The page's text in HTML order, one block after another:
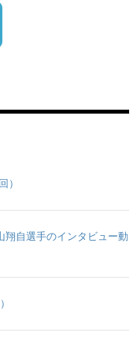
）
翔自選手のインタビュー動